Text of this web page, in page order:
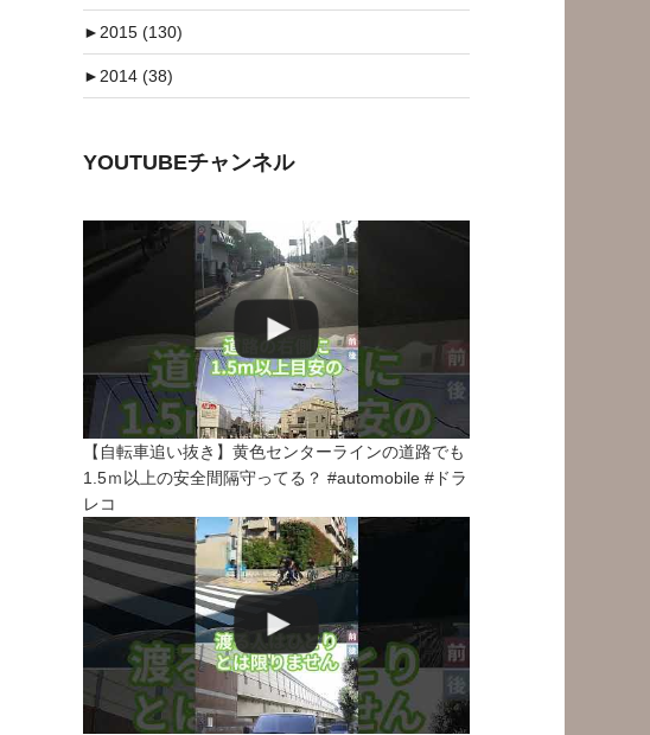
►2015 (130)
►2014 (38)
YOUTUBEチャンネル
【自転車追い抜き】黄色センターラインの道路でも
1.5ｍ以上の安全間隔守ってる？ #automobile #ドラ
レコ